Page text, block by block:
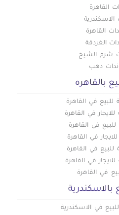
القاهرة
الاسكندرية
القاهرة
الغردقة
شرم الشيخ
دهب
بالقاهره
في القاهرة
في القاهرة
في القاهرة
في القاهرة
للبيع في القاهرة
في القاهرة
في القاهرة
بالاسكندرية
في الاسكندرية